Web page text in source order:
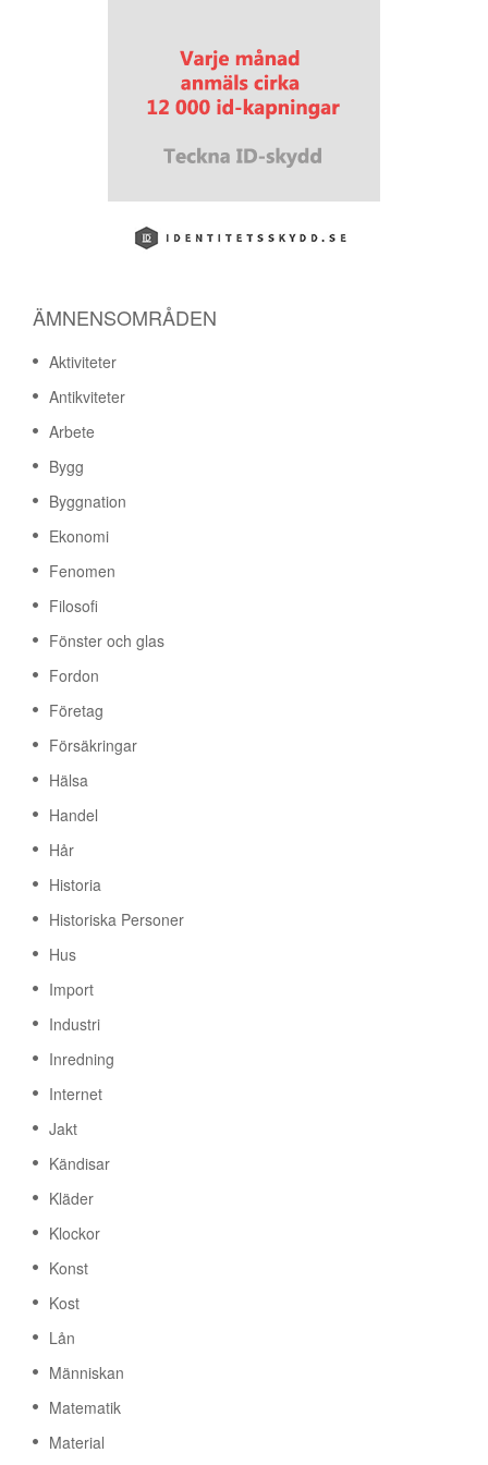
ÄMNENSOMRÅDEN
Aktiviteter
Antikviteter
Arbete
Bygg
Byggnation
Ekonomi
Fenomen
Filosofi
Fönster och glas
Fordon
Företag
Försäkringar
Hälsa
Handel
Hår
Historia
Historiska Personer
Hus
Import
Industri
Inredning
Internet
Jakt
Kändisar
Kläder
Klockor
Konst
Kost
Lån
Människan
Matematik
Material